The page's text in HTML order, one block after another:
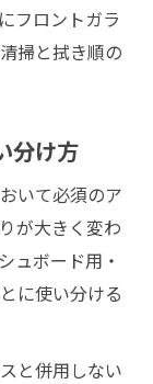
フロントガラ
掃と拭き順の
分け方
いて必須のア
が大きく変わ
ュボード用・
に使い分ける
と併用しない